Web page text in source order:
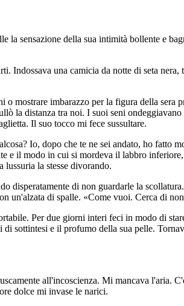
la sensazione della sua intimità bollente e
una camicia da notte di seta nera,
imbarazzo per la figura della sera
la distanza tra noi. I suoi seni
Il suo tocco mi fece sussultare.
Io, dopo che te ne sei andato, ho fatto
e il modo in cui si mordeva il labbro
lussuria la stesse divorando.
disperatamente di non guardarle la
un'alzata di spalle. «Come vuoi. Cerca di
Per due giorni interi feci in modo di
sottintesi e il profumo della sua pelle.
all'incoscienza. Mi mancava l'aria.
dolce mi invase le narici.